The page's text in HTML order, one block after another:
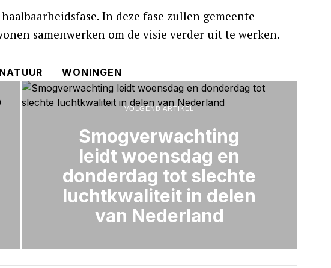
In deze fase zullen gemeente
samenwerken om de visie verder uit te werken.
NATUUR WONINGEN
VOLGEND ARTIKEL
Smogverwachting
leidt woensdag en
donderdag tot slechte
luchtkwaliteit in delen
van Nederland